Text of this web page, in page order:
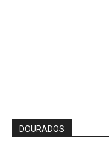
DOURADOS